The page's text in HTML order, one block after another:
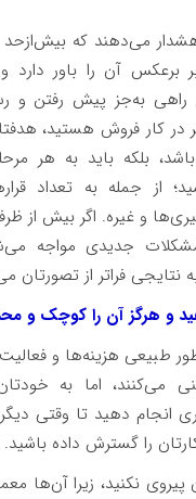
هشدار می‌دهند که
قانون 10 برابر برعکس آن را
به‌جز پیش رفتن و
در کار فروش هستید،
بلکه باید به هر
از جمله به تعداد
و غیره. اگر بیش از
مشکلات جدیدی مواجه
نتایجی فراتر از تصورتان
و هرگز آن را کوچک و
طبیعی هزینه‌ها و
می‌کنند، اما به
عظیم 10 برابری انجام دهید تا
را گسترش داده باشید.
پیروی نکنید، زیرا آن‌ها